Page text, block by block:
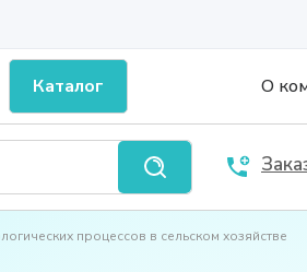
Каталог О
процессов в сельском хозяйстве